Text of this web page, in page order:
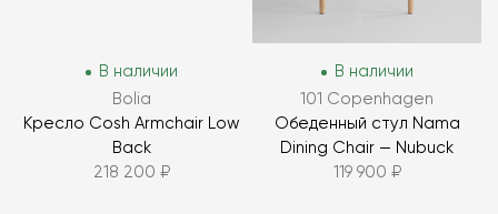
В наличии
Bolia
Кресло Cosh Armchair Low
Back
218 200 ₽
В наличии
101 Copenhagen
Обеденный стул Nama
Dining Chair — Nubuck
119 900 ₽